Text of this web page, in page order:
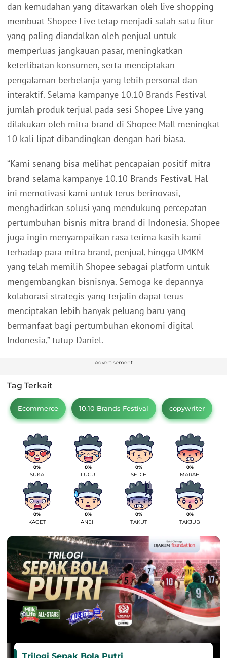
dan kemudahan yang ditawarkan oleh live shopping
membuat Shopee Live tetap menjadi salah satu fitur
yang paling diandalkan oleh penjual untuk
memperluas jangkauan pasar, meningkatkan
keterlibatan konsumen, serta menciptakan
pengalaman berbelanja yang lebih personal dan
interaktif. Selama kampanye 10.10 Brands Festival
jumlah produk terjual pada sesi Shopee Live yang
dilakukan oleh mitra brand di Shopee Mall meningkat
10 kali lipat dibandingkan dengan hari biasa.
“Kami senang bisa melihat pencapaian positif mitra
brand selama kampanye 10.10 Brands Festival. Hal
ini memotivasi kami untuk terus berinovasi,
menghadirkan solusi yang mendukung percepatan
pertumbuhan bisnis mitra brand di Indonesia. Shopee
juga ingin menyampaikan rasa terima kasih kami
terhadap para mitra brand, penjual, hingga UMKM
yang telah memilih Shopee sebagai platform untuk
mengembangkan bisnisnya. Semoga ke depannya
kolaborasi strategis yang terjalin dapat terus
menciptakan lebih banyak peluang baru yang
bermanfaat bagi pertumbuhan ekonomi digital
Indonesia,” tutup Daniel.
Advertisement
Tag Terkait
Ecommerce 10.10 Brands Festival copywriter
0%
SUKA
0%
LUCU
0%
SEDIH
0%
MARAH
0%
KAGET
0%
ANEH
0%
TAKUT
0%
TAKJUB